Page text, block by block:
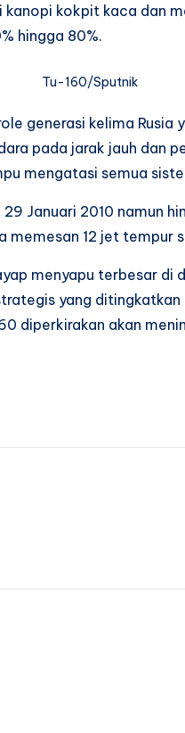
kokpit kaca dan
hingga 80%.
Tu-160/Sputnik
generasi kelima Rusia
pada jarak jauh dan
mengatasi semua
Januari 2010 namun
memesan 12 jet tempur
menyapu terbesar di
yang
diperkirakan akan